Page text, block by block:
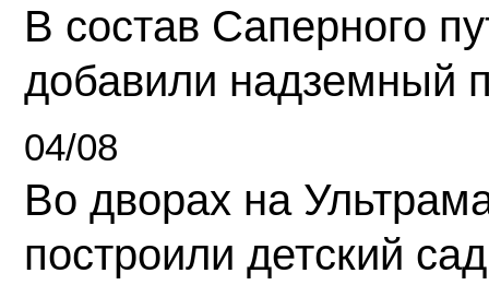
В состав Саперного
добавили надземный
04/08
Во дворах на
построили детский сад